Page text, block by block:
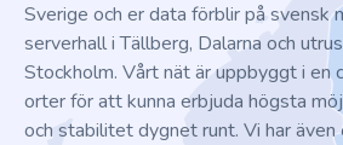
Sverige och er data förblir på svensk
serverhall i Tällberg, Dalarna och
Stockholm. Vårt nät är uppbyggt i en
orter för att kunna erbjuda högsta
och stabilitet dygnet runt. Vi har även